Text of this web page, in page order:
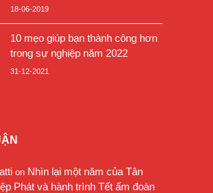
18-06-2019
10 mẹo giúp bạn thành công hơn
trong sự nghiệp năm 2022
31-12-2021
on Nhìn lại một năm của Tân
Phát và hành trình Tết ấm đoàn